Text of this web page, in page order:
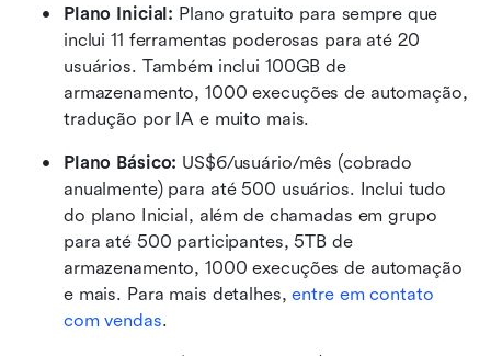
Plano Inicial: Plano gratuito para sempre que
inclui 11 ferramentas poderosas para até 20
usuários. Também inclui 100GB de
armazenamento, 1000 execuções de automação,
tradução por IA e muito mais.
Plano Básico: US$6/usuário/mês (cobrado
anualmente) para até 500 usuários. Inclui tudo
do plano Inicial, além de chamadas em grupo
para até 500 participantes, 5TB de
armazenamento, 1000 execuções de automação
e mais. Para mais detalhes, entre em contato
com vendas.